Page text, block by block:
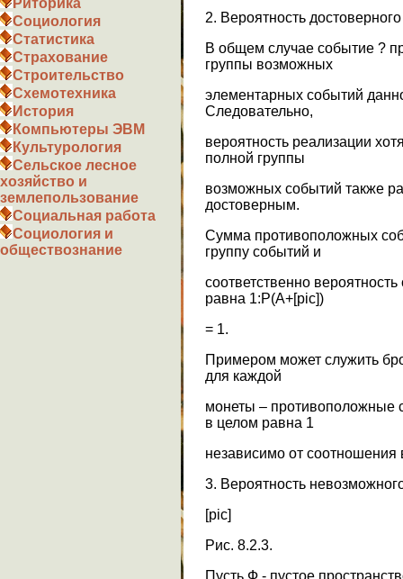
Риторика
Социология
Статистика
Страхование
Строительство
Схемотехника
История
Компьютеры ЭВМ
Культурология
Сельское лесное
хозяйство и
землепользование
Социальная работа
Социология и
обществознание
2. Вероятность
В общем случае событие ?
группы возможных
элементарных событий
Следовательно,
вероятность реализации
полной группы
возможных событий также
достоверным.
Сумма противоположных
группу событий и
соответственно
равна 1:P(A+[pic])
= 1.
Примером может служить
для каждой
монеты – противоположные
в целом равна 1
независимо от
3. Вероятность
[pic]
Рис. 8.2.3.
Пусть Ф - пустое